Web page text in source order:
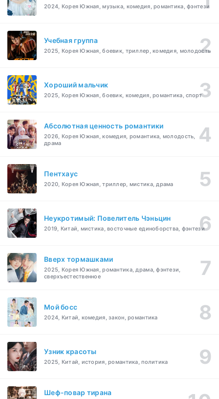
2024, Корея Южная, музыка, комедия, романтика, фэнтези
Учебная группа
2025, Корея Южная, боевик, триллер, комедия, молодость
Хороший мальчик
2025, Корея Южная, боевик, комедия, романтика, спорт
Абсолютная ценность романтики
2026, Корея Южная, комедия, романтика, молодость,
драма
Пентхаус
2020, Корея Южная, триллер, мистика, драма
Неукротимый: Повелитель Чэньцин
2019, Китай, мистика, восточные единоборства, фэнтези
Вверх тормашками
2025, Корея Южная, романтика, драма, фэнтези,
сверхъестественное
Мой босс
2024, Китай, комедия, закон, романтика
Узник красоты
2025, Китай, история, романтика, политика
Шеф-повар тирана